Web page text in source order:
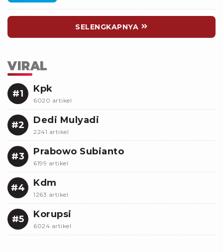
SELENGKAPNYA
VIRAL
#1 Kpk
6020 artikel
#2 Dedi Mulyadi
2241 artikel
#3 Prabowo Subianto
6199 artikel
#4 Kdm
1263 artikel
#5 Korupsi
6024 artikel